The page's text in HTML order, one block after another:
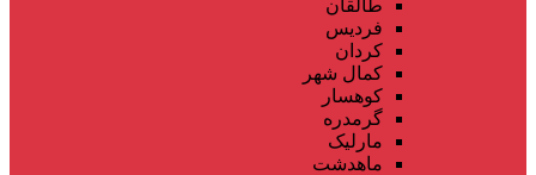
طالقان
فردیس
کردان
کمال شهر
کوهسار
گرمدره
مارلیک
ماهدشت